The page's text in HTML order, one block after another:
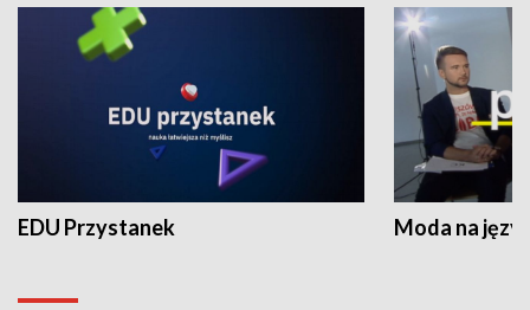
EDU Przystanek Moda na